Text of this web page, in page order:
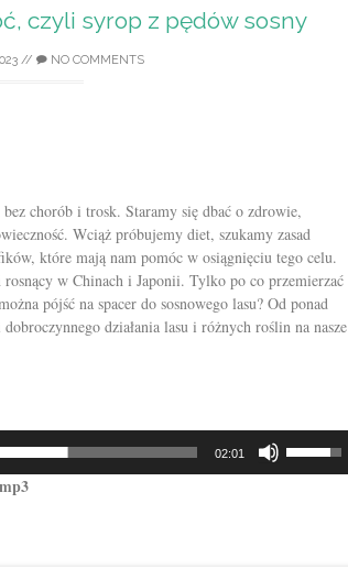
czyli syrop z pędów sosny
// NO COMMENTS
chorób i trosk. Staramy się dbać o zdrowie,
Wciąż próbujemy diet, szukamy zasad
które mają nam pomóc w osiągnięciu tego celu.
w Chinach i Japonii. Tylko po co przemierzać
pójść na spacer do sosnowego lasu? Od ponad
działania lasu i różnych roślin na nasze
02:01